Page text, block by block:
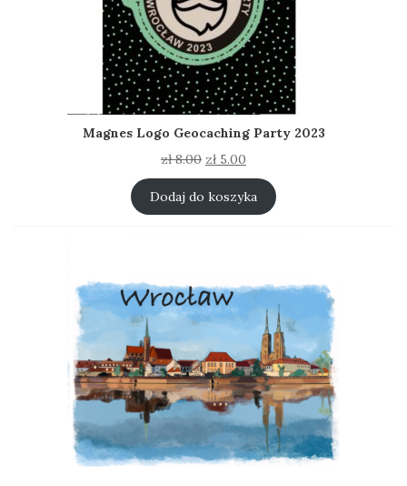
Magnes Logo Geocaching Party 2023
zł8.00 Pierwotna
cena
wynosiła:
zł 8.00.
zł5.00
cena
wynosi:
zł 5.00.
Dodaj do koszyka